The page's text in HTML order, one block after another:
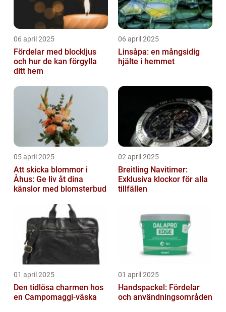
06 april 2025
Fördelar med blockljus
och hur de kan förgylla
ditt hem
06 april 2025
Linsåpa: en mångsidig
hjälte i hemmet
05 april 2025
Att skicka blommor i
Åhus: Ge liv åt dina
känslor med blomsterbud
02 april 2025
Breitling Navitimer:
Exklusiva klockor för alla
tillfällen
01 april 2025
Den tidlösa charmen hos
en Campomaggi-väska
01 april 2025
Handspackel: Fördelar
och användningsområden